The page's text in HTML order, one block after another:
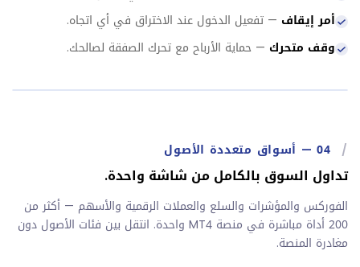
أمر إيقاف — تفعيل الدخول عند الاختراق في أي اتجاه.
وقف متحرك — حماية الأرباح مع تحرك الصفقة لصالحك.
/
04
— أسواق متعددة الأصول
تداول السوق بالكامل من شاشة واحدة.
الفوركس والمؤشرات والسلع والعملات الرقمية والأسهم — أكثر من
200 أداة مباشرة في منصة MT4 واحدة. انتقل بين فئات الأصول دون
مغادرة المنصة.